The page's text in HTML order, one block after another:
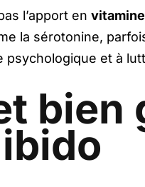
l’apport en
la sérotonine,
psychologique et à
bien